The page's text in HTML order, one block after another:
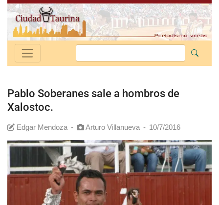
Pablo Soberanes sale a hombros de
Xalostoc.
Edgar Mendoza - Arturo Villanueva - 10/7/2016